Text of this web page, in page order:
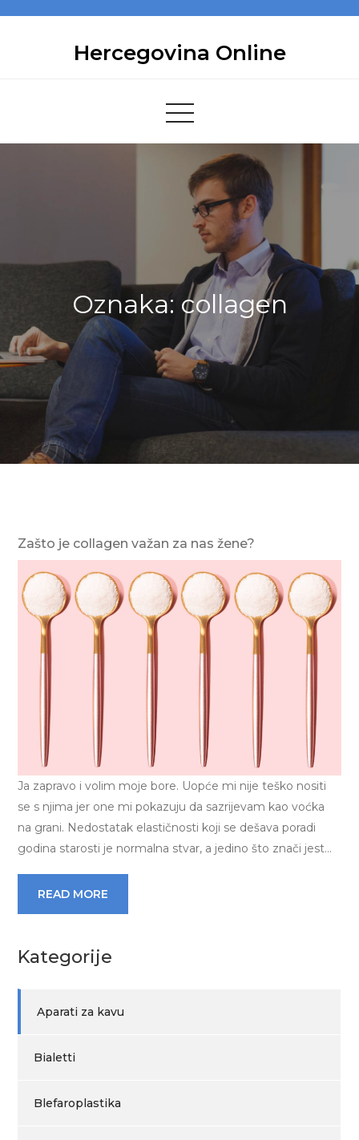
Hercegovina Online
Oznaka: collagen
Zašto je collagen važan za nas žene?
Ja zapravo i volim moje bore. Uopće mi nije teško nositi
se s njima jer one mi pokazuju da sazrijevam kao voćka
na grani. Nedostatak elastičnosti koji se dešava poradi
godina starosti je normalna stvar, a jedino što znači jest…
READ MORE
Kategorije
Aparati za kavu
Bialetti
Blefaroplastika